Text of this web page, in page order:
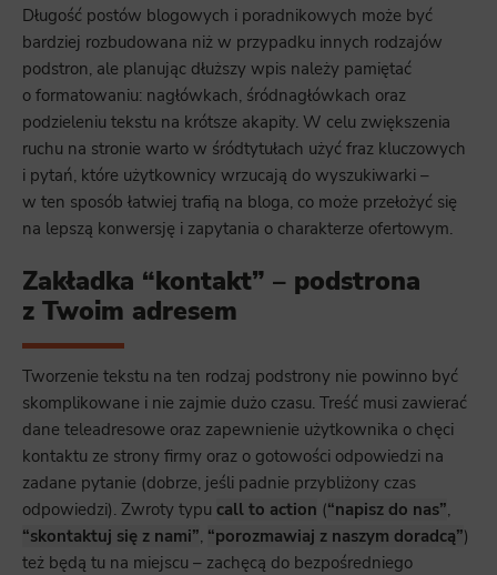
Długość postów blogowych i poradnikowych może być
bardziej rozbudowana niż w przypadku innych rodzajów
podstron, ale planując dłuższy wpis należy pamiętać
o formatowaniu: nagłówkach, śródnagłówkach oraz
podzieleniu tekstu na krótsze akapity. W celu zwiększenia
ruchu na stronie warto w śródtytułach użyć fraz kluczowych
i pytań, które użytkownicy wrzucają do wyszukiwarki –
w ten sposób łatwiej trafią na bloga, co może przełożyć się
na lepszą konwersję i zapytania o charakterze ofertowym.
Zakładka “kontakt” – podstrona
z Twoim adresem
Tworzenie tekstu na ten rodzaj podstrony nie powinno być
skomplikowane i nie zajmie dużo czasu. Treść musi zawierać
dane teleadresowe oraz zapewnienie użytkownika o chęci
kontaktu ze strony firmy oraz o gotowości odpowiedzi na
zadane pytanie (dobrze, jeśli padnie przybliżony czas
odpowiedzi). Zwroty typu call to action (“napisz do nas”,
“skontaktuj się z nami”, “porozmawiaj z naszym doradcą”)
też będą tu na miejscu – zachęcą do bezpośredniego